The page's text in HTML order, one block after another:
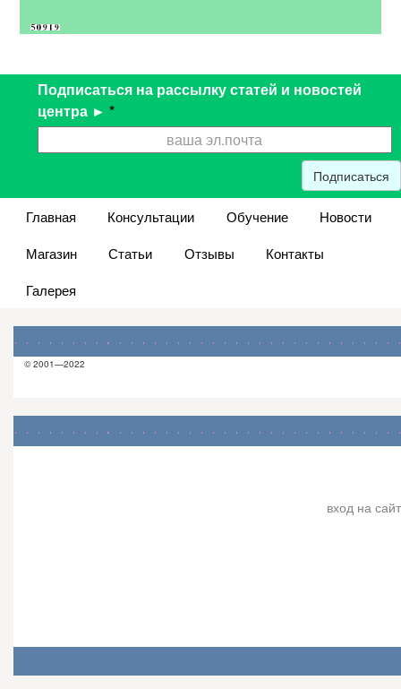
Подписаться на рассылку статей и новостей
центра ► *
Подписаться
Главная Консультации Обучение
Новости
Магазин
Статьи Отзывы
Контакты
Галерея
© 2001—2022
вход на сайт